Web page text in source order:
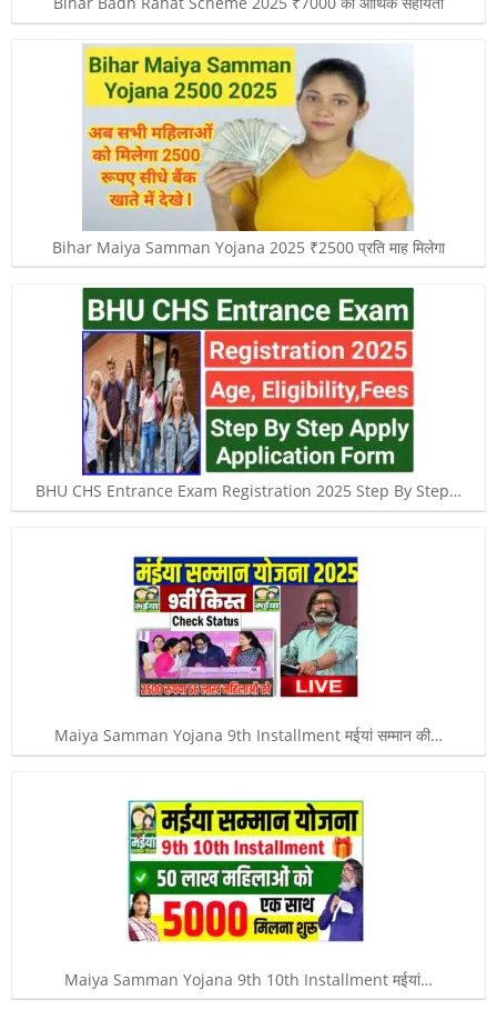
Bihar Maiya Samman Yojana 2025 ₹2500 प्रति माह मिलेगा
BHU CHS Entrance Exam Registration 2025 Step By Step…
Maiya Samman Yojana 9th Installment मईयां सम्मान की…
Maiya Samman Yojana 9th 10th Installment मईयां…